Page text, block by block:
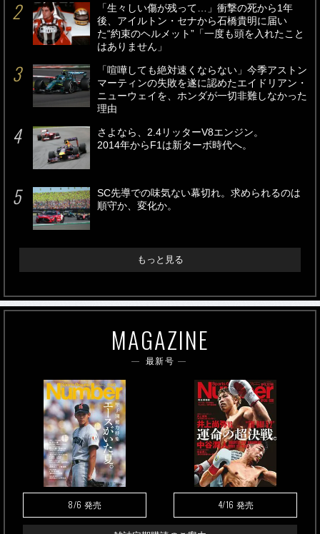
「生々しい傷が残って…」衝撃の死から1年
後、アイルトン・セナから石橋貴明に届い
た“約束のヘルメット”「一度も頭を入れたこと
はありません」
「喧嘩しても絶対速くならない」今季アストン
マーティンの失敗を遂に認めたエイドリアン・
ニューウェイを、ホンダが一切非難しなかった
理由
さよなら、2.4リッターV8エンジン。
2014年からF1は新ターボ時代へ。
SC先導での味気ない幕切れ。求められるのは
順守か、変化か。
もっと見る
MAGAZINE
最新号
8/6 発売 4/16 発売